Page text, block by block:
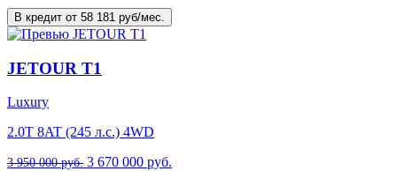
В кредит от 58 181 руб/мес.
JETOUR T1
Luxury
2.0T 8AT (245 л.с.) 4WD
3 950 000 руб. 3 670 000 руб.